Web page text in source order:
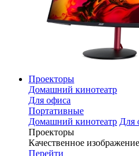
Проекторы
Домашний кинотеатр
Для офиса
Портативные
Домашний кинотеатр Для
Проекторы
Качественное
Перейти